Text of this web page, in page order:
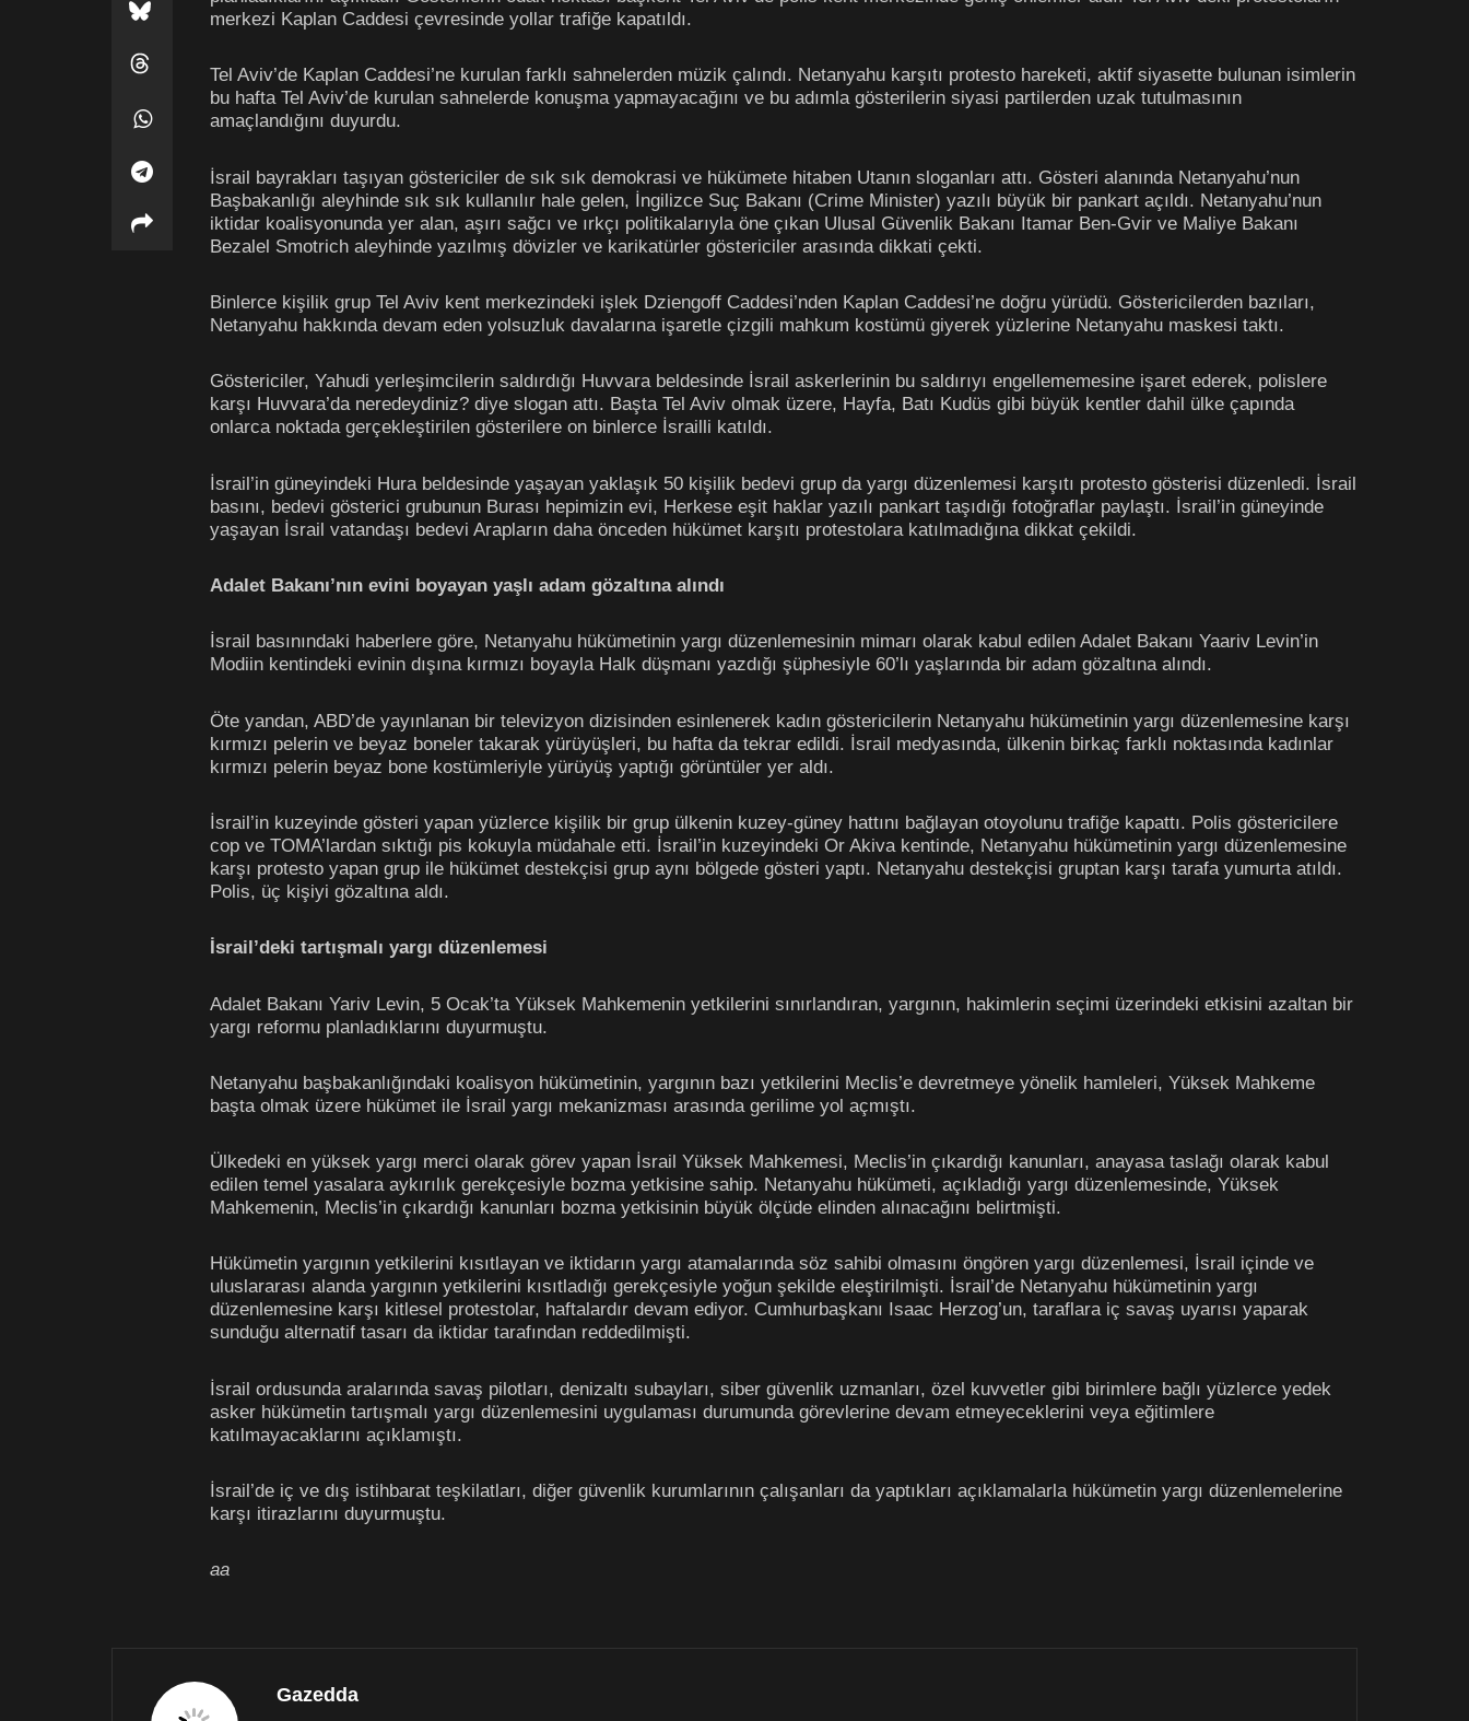
merkezi Kaplan Caddesi çevresinde yollar trafiğe kapatıldı.
Tel Aviv’de Kaplan Caddesi’ne kurulan farklı sahnelerden müzik çalındı. Netanyahu karşıtı protesto hareketi, aktif siyasette bulunan isimlerin
bu hafta Tel Aviv’de kurulan sahnelerde konuşma yapmayacağını ve bu adımla gösterilerin siyasi partilerden uzak tutulmasının
amaçlandığını duyurdu.
İsrail bayrakları taşıyan göstericiler de sık sık demokrasi ve hükümete hitaben Utanın sloganları attı. Gösteri alanında Netanyahu’nun
Başbakanlığı aleyhinde sık sık kullanılır hale gelen, İngilizce Suç Bakanı (Crime Minister) yazılı büyük bir pankart açıldı. Netanyahu’nun
iktidar koalisyonunda yer alan, aşırı sağcı ve ırkçı politikalarıyla öne çıkan Ulusal Güvenlik Bakanı Itamar Ben-Gvir ve Maliye Bakanı
Bezalel Smotrich aleyhinde yazılmış dövizler ve karikatürler göstericiler arasında dikkati çekti.
Binlerce kişilik grup Tel Aviv kent merkezindeki işlek Dziengoff Caddesi’nden Kaplan Caddesi’ne doğru yürüdü. Göstericilerden bazıları,
Netanyahu hakkında devam eden yolsuzluk davalarına işaretle çizgili mahkum kostümü giyerek yüzlerine Netanyahu maskesi taktı.
Göstericiler, Yahudi yerleşimcilerin saldırdığı Huvvara beldesinde İsrail askerlerinin bu saldırıyı engellememesine işaret ederek, polislere
karşı Huvvara’da neredeydiniz? diye slogan attı. Başta Tel Aviv olmak üzere, Hayfa, Batı Kudüs gibi büyük kentler dahil ülke çapında
onlarca noktada gerçekleştirilen gösterilere on binlerce İsrailli katıldı.
İsrail’in güneyindeki Hura beldesinde yaşayan yaklaşık 50 kişilik bedevi grup da yargı düzenlemesi karşıtı protesto gösterisi düzenledi. İsrail
basını, bedevi gösterici grubunun Burası hepimizin evi, Herkese eşit haklar yazılı pankart taşıdığı fotoğraflar paylaştı. İsrail’in güneyinde
yaşayan İsrail vatandaşı bedevi Arapların daha önceden hükümet karşıtı protestolara katılmadığına dikkat çekildi.
Adalet Bakanı’nın evini boyayan yaşlı adam gözaltına alındı
İsrail basınındaki haberlere göre, Netanyahu hükümetinin yargı düzenlemesinin mimarı olarak kabul edilen Adalet Bakanı Yaariv Levin’in
Modiin kentindeki evinin dışına kırmızı boyayla Halk düşmanı yazdığı şüphesiyle 60’lı yaşlarında bir adam gözaltına alındı.
Öte yandan, ABD’de yayınlanan bir televizyon dizisinden esinlenerek kadın göstericilerin Netanyahu hükümetinin yargı düzenlemesine karşı
kırmızı pelerin ve beyaz boneler takarak yürüyüşleri, bu hafta da tekrar edildi. İsrail medyasında, ülkenin birkaç farklı noktasında kadınlar
kırmızı pelerin beyaz bone kostümleriyle yürüyüş yaptığı görüntüler yer aldı.
İsrail’in kuzeyinde gösteri yapan yüzlerce kişilik bir grup ülkenin kuzey-güney hattını bağlayan otoyolunu trafiğe kapattı. Polis göstericilere
cop ve TOMA’lardan sıktığı pis kokuyla müdahale etti. İsrail’in kuzeyindeki Or Akiva kentinde, Netanyahu hükümetinin yargı düzenlemesine
karşı protesto yapan grup ile hükümet destekçisi grup aynı bölgede gösteri yaptı. Netanyahu destekçisi gruptan karşı tarafa yumurta atıldı.
Polis, üç kişiyi gözaltına aldı.
İsrail’deki tartışmalı yargı düzenlemesi
Adalet Bakanı Yariv Levin, 5 Ocak’ta Yüksek Mahkemenin yetkilerini sınırlandıran, yargının, hakimlerin seçimi üzerindeki etkisini azaltan bir
yargı reformu planladıklarını duyurmuştu.
Netanyahu başbakanlığındaki koalisyon hükümetinin, yargının bazı yetkilerini Meclis’e devretmeye yönelik hamleleri, Yüksek Mahkeme
başta olmak üzere hükümet ile İsrail yargı mekanizması arasında gerilime yol açmıştı.
Ülkedeki en yüksek yargı merci olarak görev yapan İsrail Yüksek Mahkemesi, Meclis’in çıkardığı kanunları, anayasa taslağı olarak kabul
edilen temel yasalara aykırılık gerekçesiyle bozma yetkisine sahip. Netanyahu hükümeti, açıkladığı yargı düzenlemesinde, Yüksek
Mahkemenin, Meclis’in çıkardığı kanunları bozma yetkisinin büyük ölçüde elinden alınacağını belirtmişti.
Hükümetin yargının yetkilerini kısıtlayan ve iktidarın yargı atamalarında söz sahibi olmasını öngören yargı düzenlemesi, İsrail içinde ve
uluslararası alanda yargının yetkilerini kısıtladığı gerekçesiyle yoğun şekilde eleştirilmişti. İsrail’de Netanyahu hükümetinin yargı
düzenlemesine karşı kitlesel protestolar, haftalardır devam ediyor. Cumhurbaşkanı Isaac Herzog’un, taraflara iç savaş uyarısı yaparak
sunduğu alternatif tasarı da iktidar tarafından reddedilmişti.
İsrail ordusunda aralarında savaş pilotları, denizaltı subayları, siber güvenlik uzmanları, özel kuvvetler gibi birimlere bağlı yüzlerce yedek
asker hükümetin tartışmalı yargı düzenlemesini uygulaması durumunda görevlerine devam etmeyeceklerini veya eğitimlere
katılmayacaklarını açıklamıştı.
İsrail’de iç ve dış istihbarat teşkilatları, diğer güvenlik kurumlarının çalışanları da yaptıkları açıklamalarla hükümetin yargı düzenlemelerine
karşı itirazlarını duyurmuştu.
aa
Gazedda